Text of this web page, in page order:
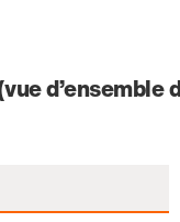
d’ensemble